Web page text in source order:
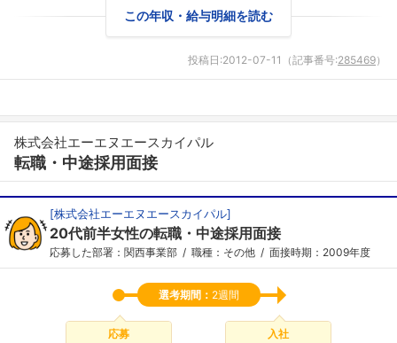
この年収・給与明細を読む
投稿日:2012-07-11 （記事番号:285469）
株式会社エーエヌエースカイパル
転職・中途採用面接
[株式会社エーエヌエースカイパル]
20代前半女性の転職・中途採用面接
応募した部署：関西事業部 職種：その他 面接時期：2009年度
選考期間： 2週間
応募 入社